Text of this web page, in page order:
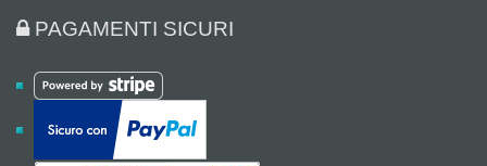
PAGAMENTI SICURI